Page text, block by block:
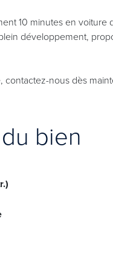
10 minutes en voiture
développement,
nous dès
bien